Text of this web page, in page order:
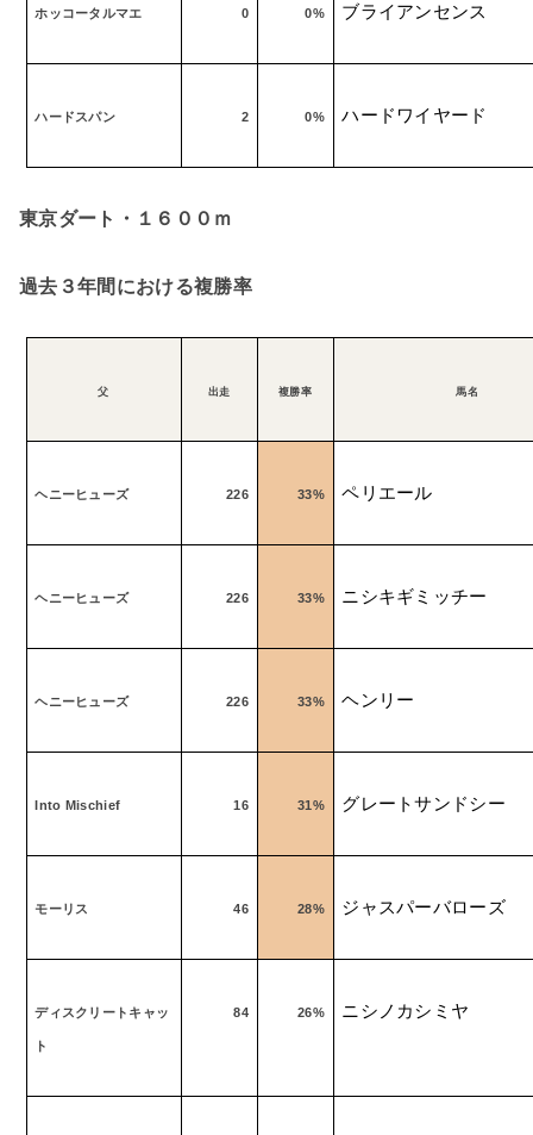
ホッコータルマエ 0 0% ブライアンセンス
ハードスパン 2 0% ハードワイヤード
東京ダート・１６００ｍ
過去３年間における複勝率
父 出走 複勝率 馬名
ヘニーヒューズ 226 33% ペリエール
ヘニーヒューズ 226 33% ニシキギミッチー
ヘニーヒューズ 226 33% ヘンリー
Into Mischief 16 31% グレートサンドシー
モーリス 46 28% ジャスパーバローズ
ディスクリートキャッ
ト
84 26% ニシノカシミヤ